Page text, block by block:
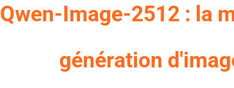
Qwen-Image-2512 : la
génération